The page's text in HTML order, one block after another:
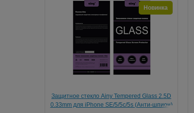
Защитное стекло Ainy Tempered Glass 2.5D
0.33mm для iPhone SE/5/5c/5s (Анти-шпион)
Новинка